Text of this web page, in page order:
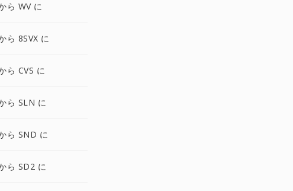
ら WV に
ら 8SVX に
ら CVS に
ら SLN に
ら SND に
ら SD2 に